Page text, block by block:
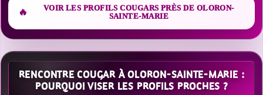
VOIR LES PROFILS COUGARS PRÈS DE OLORON-
SAINTE-MARIE
RENCONTRE COUGAR À OLORON-SAINTE-MARIE :
POURQUOI VISER LES PROFILS PROCHES ?